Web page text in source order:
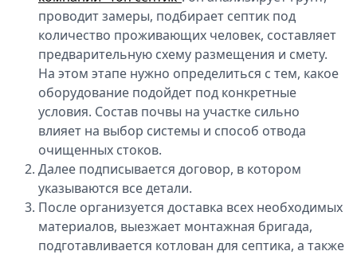
проводит замеры, подбирает септик под
количество проживающих человек, составляет
предварительную схему размещения и смету.
На этом этапе нужно определиться с тем, какое
оборудование подойдет под конкретные
условия. Состав почвы на участке сильно
влияет на выбор системы и способ отвода
очищенных стоков.
Далее подписывается договор, в котором
указываются все детали.
После организуется доставка всех необходимых
материалов, выезжает монтажная бригада,
подготавливается котлован для септика, а также